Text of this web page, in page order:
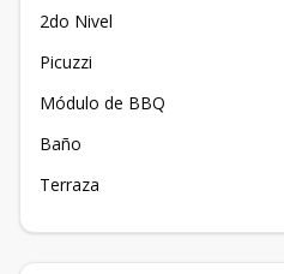
2do Nivel
Picuzzi
Módulo de BBQ
Baño
Terraza